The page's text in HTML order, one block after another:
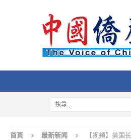
首頁 最新新闻
【视频】美国